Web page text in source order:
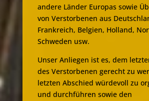
andere Länder Europas sowie
von Verstorbenen aus
Frankreich, Belgien, Holland,
Schweden usw.
Unser Anliegen ist es, dem
des Verstorbenen gerecht zu
letzten Abschied würdevoll zu
und durchführen sowie den